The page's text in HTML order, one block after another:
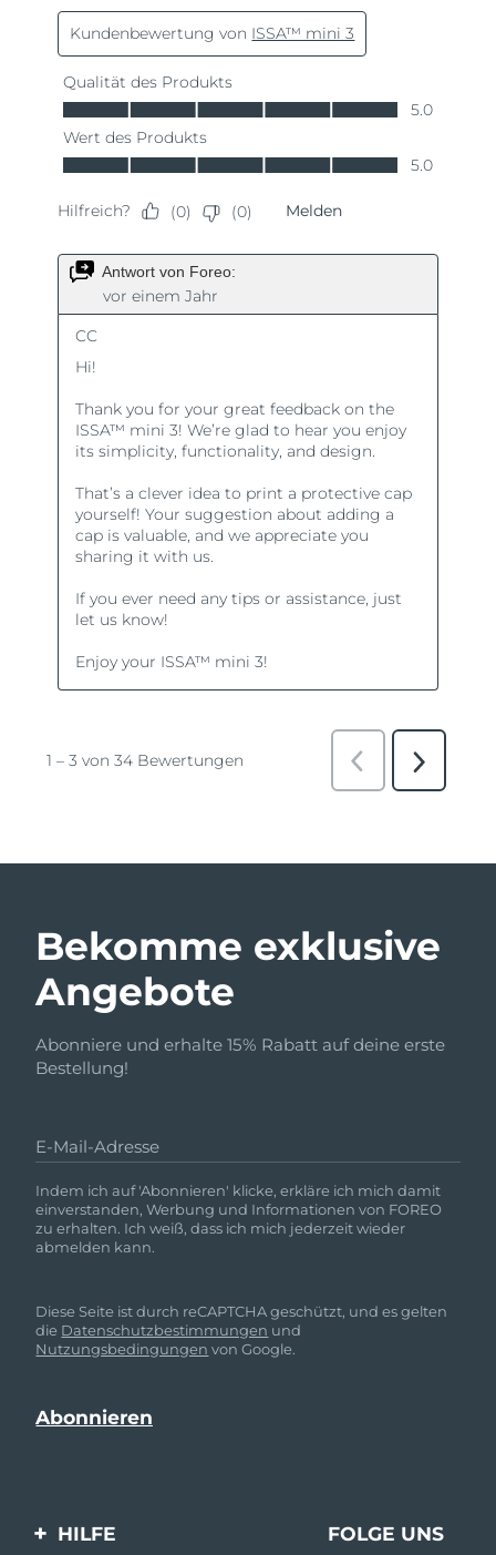
Bekomme exklusive
Angebote
Abonniere und erhalte 15% Rabatt auf deine erste
Bestellung!
E-Mail-Adresse
Indem ich auf 'Abonnieren' klicke, erkläre ich mich damit
einverstanden, Werbung und Informationen von FOREO
zu erhalten. Ich weiß, dass ich mich jederzeit wieder
abmelden kann.
Diese Seite ist durch reCAPTCHA geschützt, und es gelten
die Datenschutzbestimmungen und
Nutzungsbedingungen von Google.
HILFE FOLGE UNS